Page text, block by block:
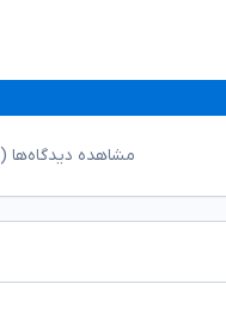
مشاهده دیدگاه‌ها (